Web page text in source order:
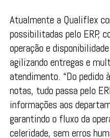
Atualmente a Qualiflex
possibilitadas pelo ERP,
operação e
agilizando entregas e
atendimento. “Do pedido
notas, tudo passa pelo
informações aos
garantindo o fluxo da
celeridade, sem erros